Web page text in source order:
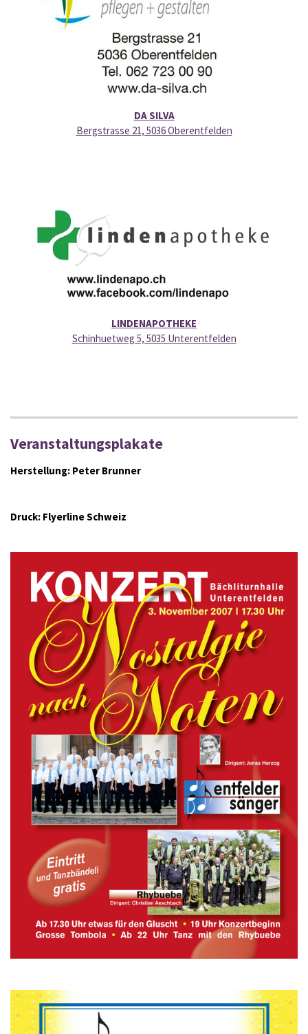
DA SILVA
Bergstrasse 21, 5036 Oberentfelden
LINDENAPOTHEKE
Schinhuetweg 5, 5035 Unterentfelden
Veranstaltungsplakate
Herstellung: Peter Brunner
Druck: Flyerline Schweiz